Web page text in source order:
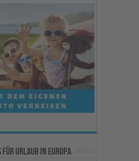
für Urlaub in Europa